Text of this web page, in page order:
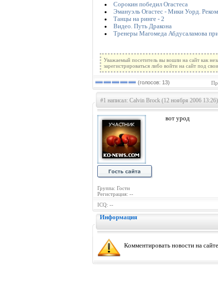
Сорокин победил Огастеса
Эмануэль Огастес - Мики Уорд.
Танцы на ринге - 2
Видео. Путь Дракона
Тренеры Магомеда Абдусаламова
Уважаемый посетитель вы вошли на сайт как
зарегистрироваться либо войти на сайт под
(голосов: 13)
#1 написал: Calvin Brock (12 ноября 2006 13:26)
Группа: Гости
Регистрация: --
вот урод
ICQ: --
Информация
Комментировать новости на